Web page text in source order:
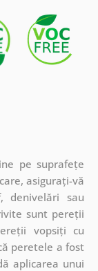
pe suprafețe
asigurați-vă
denivelări sau
sunt pereții
vopsiți cu
peretele a fost
aplicarea unui